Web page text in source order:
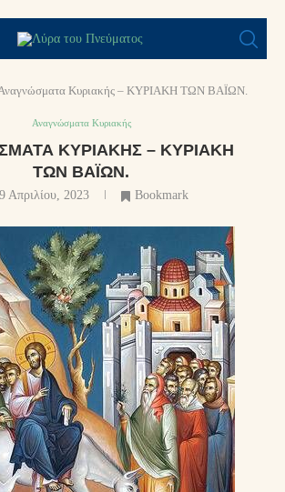
Κυριακής – ΚΥΡΙΑΚΗ ΤΩΝ ΒΑΪΩΝ.
Αναγνώσματα Κυριακής
ΚΥΡΙΑΚΉΣ – ΚΥΡΙΑΚΗ
ΤΩΝ ΒΑΪΩΝ.
9 Απριλίου, 2023 Bookmark